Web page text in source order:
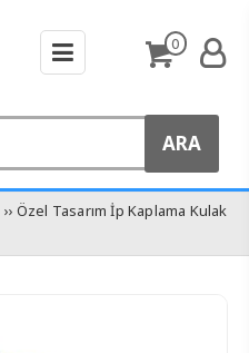
0
›› Özel Tasarım İp Kaplama Kulak